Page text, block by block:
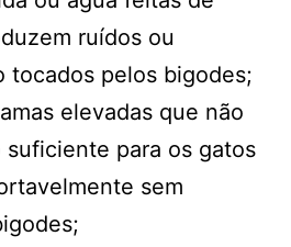
ruídos ou
tocados pelos bigodes;
elevadas que não
para os gatos
sem